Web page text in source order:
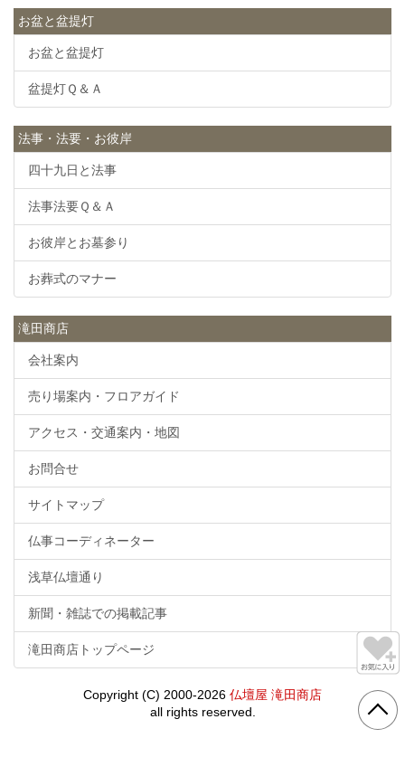
お盆と盆提灯
お盆と盆提灯
盆提灯Ｑ＆Ａ
法事・法要・お彼岸
四十九日と法事
法事法要Ｑ＆Ａ
お彼岸とお墓参り
お葬式のマナー
滝田商店
会社案内
売り場案内・フロアガイド
アクセス・交通案内・地図
お問合せ
サイトマップ
仏事コーディネーター
浅草仏壇通り
新聞・雑誌での掲載記事
滝田商店トップページ
Copyright (C) 2000-2026 仏壇屋 滝田商店
all rights reserved.